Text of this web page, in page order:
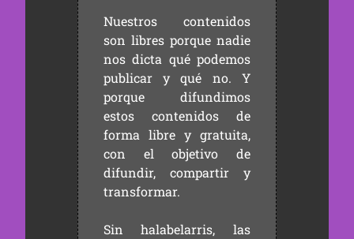
Nuestros contenidos
son libres porque nadie
nos dicta qué podemos
publicar y qué no. Y
porque difundimos
estos contenidos de
forma libre y gratuita,
con el objetivo de
difundir, compartir y
transformar.
Sin halabelarris, las